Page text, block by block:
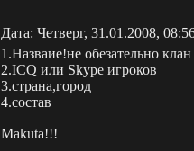
Дата: Четверг, 31.01.2008,
1.Назваие!не обезательно
2.ICQ или Skype игроков
3.страна,город
4.состав
Makuta!!!